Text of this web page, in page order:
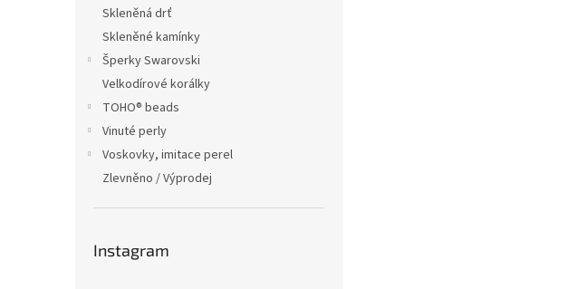
Skleněná drť
Skleněné kamínky
Šperky Swarovski
Velkodírové korálky
TOHO® beads
Vinuté perly
Voskovky, imitace perel
Zlevněno / Výprodej
Instagram